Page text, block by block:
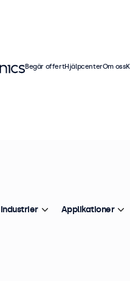
Begär offertHjälpcenterOm oss
Industrier Applikationer